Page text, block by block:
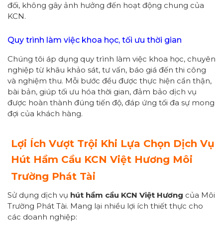
đối, không gây ảnh hưởng đến hoạt động chung của
KCN.
Quy trình làm việc khoa học, tối ưu thời gian
Chúng tôi áp dụng quy trình làm việc khoa học, chuyên
nghiệp từ khâu khảo sát, tư vấn, báo giá đến thi công
và nghiệm thu. Mỗi bước đều được thực hiện cẩn thận,
bài bản, giúp tối ưu hóa thời gian, đảm bảo dịch vụ
được hoàn thành đúng tiến độ, đáp ứng tối đa sự mong
đợi của khách hàng.
Lợi Ích Vượt Trội Khi Lựa Chọn Dịch Vụ
Hút Hầm Cầu KCN Việt Hương Môi
Trường Phát Tài
Sử dụng dịch vụ hút hầm cầu KCN Việt Hương của Môi
Trường Phát Tài. Mang lại nhiều lợi ích thiết thực cho
các doanh nghiệp: